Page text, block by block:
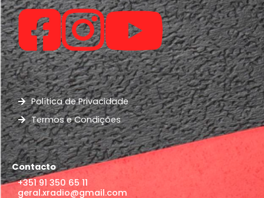
Política de Privacidade
Termos e Condições
Contacto
+351 91 350 65 11
geral.xradio@gmail.com